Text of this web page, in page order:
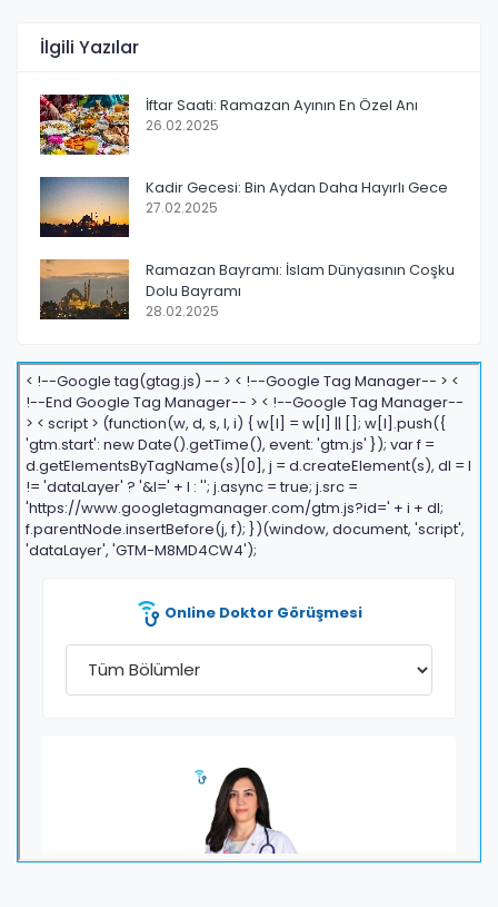
İlgili Yazılar
İftar Saati: Ramazan Ayının En Özel Anı
26.02.2025
Kadir Gecesi: Bin Aydan Daha Hayırlı Gece
27.02.2025
Ramazan Bayramı: İslam Dünyasının Coşku
Dolu Bayramı
28.02.2025